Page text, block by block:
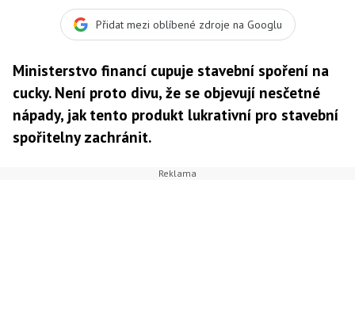
Přidat mezi oblíbené zdroje na Googlu
Ministerstvo financí cupuje stavební spoření na
cucky. Není proto divu, že se objevují nesčetné
nápady, jak tento produkt lukrativní pro stavební
spořitelny zachránit.